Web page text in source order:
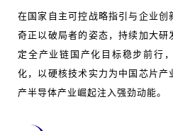
在国家自主可控战略指引与企业
奇正以破局者的姿态，持续加大
定全产业链国产化目标稳步前行
化，以硬核技术实力为中国芯片产
产半导体产业崛起注入强劲动能。